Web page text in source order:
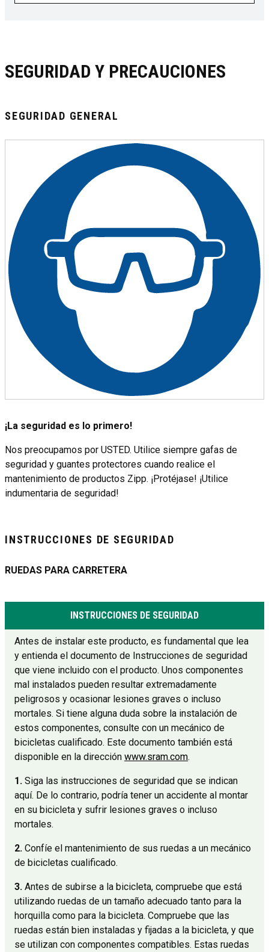
SEGURIDAD Y PRECAUCIONES
SEGURIDAD GENERAL
¡La seguridad es lo primero!
Nos preocupamos por USTED. Utilice siempre gafas de
seguridad y guantes protectores cuando realice el
mantenimiento de productos Zipp. ¡Protéjase! ¡Utilice
indumentaria de seguridad!
INSTRUCCIONES DE SEGURIDAD
RUEDAS PARA CARRETERA
INSTRUCCIONES DE SEGURIDAD
Antes de instalar este producto, es fundamental que lea
y entienda el documento de Instrucciones de seguridad
que viene incluido con el producto. Unos componentes
mal instalados pueden resultar extremadamente
peligrosos y ocasionar lesiones graves o incluso
mortales. Si tiene alguna duda sobre la instalación de
estos componentes, consulte con un mecánico de
bicicletas cualificado. Este documento también está
disponible en la dirección www.sram.com.
1. Siga las instrucciones de seguridad que se indican
aquí. De lo contrario, podría tener un accidente al montar
en su bicicleta y sufrir lesiones graves o incluso
mortales.
2. Confíe el mantenimiento de sus ruedas a un mecánico
de bicicletas cualificado.
3. Antes de subirse a la bicicleta, compruebe que está
utilizando ruedas de un tamaño adecuado tanto para la
horquilla como para la bicicleta. Compruebe que las
ruedas están bien instaladas y fijadas a la bicicleta, y que
se utilizan con componentes compatibles. Estas ruedas